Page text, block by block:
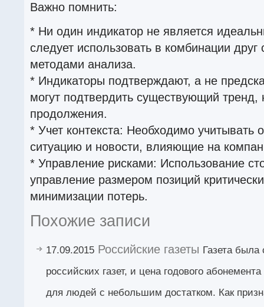
Важно помнить:
* Ни один индикатор не является
следует использовать в комбинации друг
методами анализа.
* Индикаторы подтверждают, а не
могут подтвердить существующий тренд,
продолжения.
* Учет контекста: Необходимо
ситуацию и новости, влияющие на
* Управление рисками: Использование
управление размером позиций
минимизации потерь.
Похожие записи
17.09.2015 Российские газеты Газета была
российских газет, и цена годового
для людей с небольшим достатком. Как